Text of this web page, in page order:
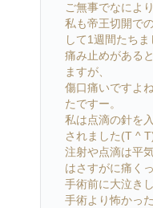
ご無事でなによ
私も帝王切開で
して1週間たちま
痛み止めがある
ますが、
傷口痛いですよ
たですー。
私は点滴の針を
されました(T ^
注射や点滴は平
はさすがに痛くっ
手術前に大泣き
手術より怖かっ